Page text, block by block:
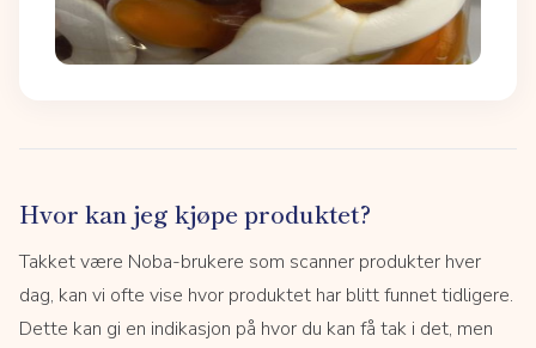
Hvor kan jeg kjøpe produktet?
Takket være Noba-brukere som scanner produkter hver
dag, kan vi ofte vise hvor produktet har blitt funnet tidligere.
Dette kan gi en indikasjon på hvor du kan få tak i det, men